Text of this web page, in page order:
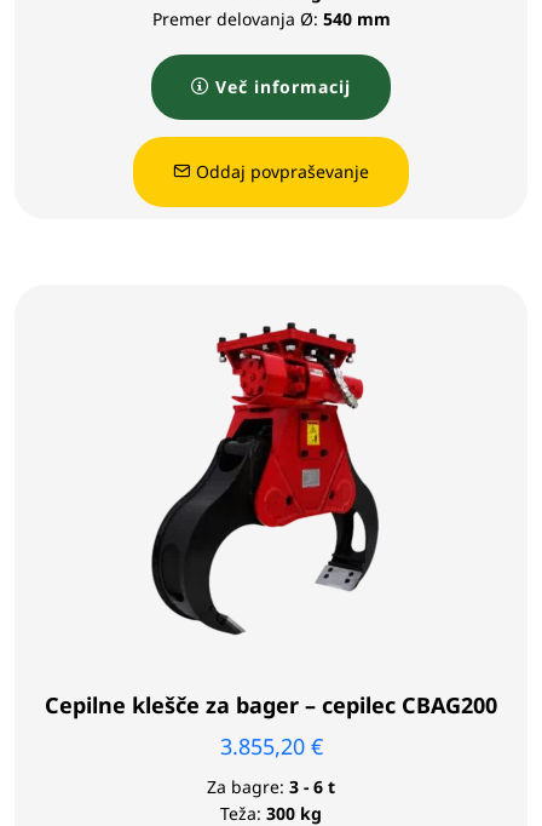
Premer delovanja Ø: 540 mm
Več informacij
Oddaj povpraševanje
Cepilne klešče za bager – cepilec CBAG200
3.855,20 €
Za bagre: 3 - 6 t
Teža: 300 kg